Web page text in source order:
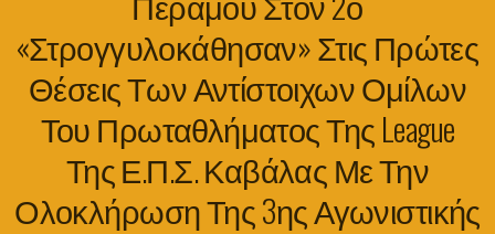
«στρογγυλοκάθησαν» Στις Πρώτες
Θέσεις Των Αντίστοιχων Ομίλων
Του Πρωταθλήματος Της League
Της Ε.Π.Σ. Καβάλας Με Την
Ολοκλήρωση Της 3ης Αγωνιστικής